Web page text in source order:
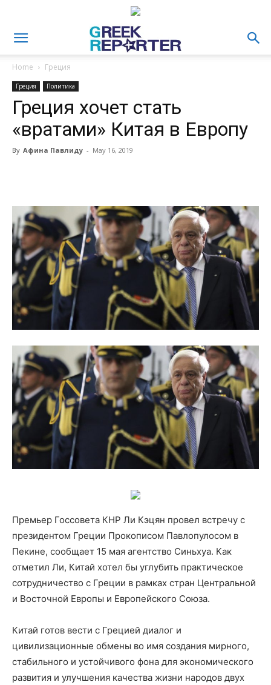
Home Греция
Греция Политика
Греция хочет стать
«вратами» Китая в Европу
By Афина Павлиду - May 16, 2019
Премьер Госсовета КНР Ли Кэцян провел встречу с
президентом Греции Прокописом Павлопулосом в
Пекине, сообщает 15 мая агентство Синьхуа. Как
отметил Ли, Китай хотел бы углубить практическое
сотрудничество с Греции в рамках стран Центральной
и Восточной Европы и Европейского Союза.
Китай готов вести с Грецией диалог и
цивилизационные обмены во имя создания мирного,
стабильного и устойчивого фона для экономического
развития и улучшения качества жизни народов двух